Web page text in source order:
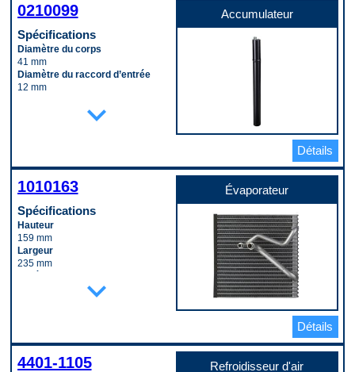
0210099
Spécifications
Diamètre du corps
41 mm
Diamètre du raccord d’entrée
12 mm
expand_more
Accumulateur
Détails
1010163
Spécifications
Hauteur
159 mm
Largeur
235 mm
Type de raccord de sortie
expand_more
Évaporateur
Détails
4401-1105
Refroidisseur d'air